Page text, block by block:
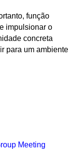
função
impulsionar o
concreta
para um ambiente
Meeting